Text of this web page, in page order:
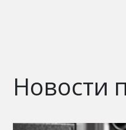
Новости